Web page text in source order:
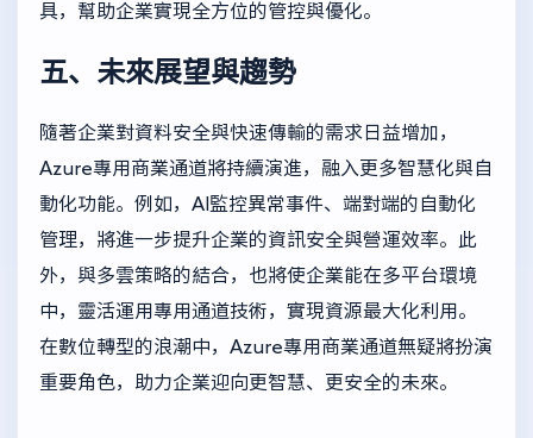
具，幫助企業實現全方位的管控與優化。
五、未來展望與趨勢
隨著企業對資料安全與快速傳輸的需求日益增加，
Azure專用商業通道將持續演進，融入更多智慧化與自
動化功能。例如，AI監控異常事件、端對端的自動化
管理，將進一步提升企業的資訊安全與營運效率。此
外，與多雲策略的結合，也將使企業能在多平台環境
中，靈活運用專用通道技術，實現資源最大化利用。
在數位轉型的浪潮中，Azure專用商業通道無疑將扮演
重要角色，助力企業迎向更智慧、更安全的未來。